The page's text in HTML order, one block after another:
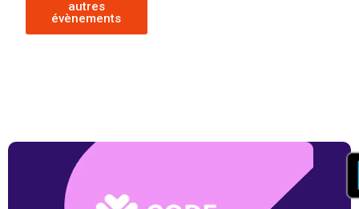
autres
évènements